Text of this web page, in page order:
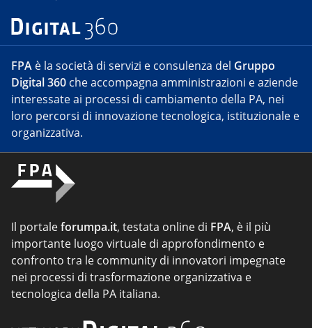
FPA è la società di servizi e consulenza del Gruppo
Digital 360 che accompagna amministrazioni e aziende
interessate ai processi di cambiamento della PA, nei
loro percorsi di innovazione tecnologica, istituzionale e
organizzativa.
Il portaleforumpa.it, testata online di FPA, è il più
importante luogo virtuale di approfondimento e
confronto tra le community di innovatori impegnate
nei processi di trasformazione organizzativa e
tecnologica della PA italiana.